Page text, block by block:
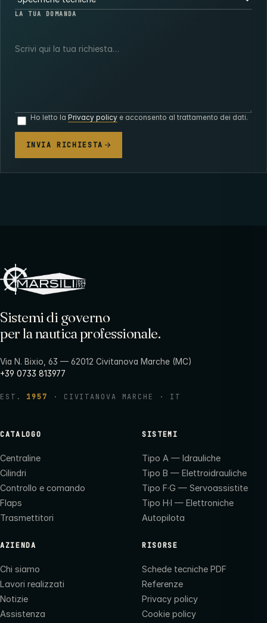
LA TUA DOMANDA
Ho letto la Privacy policye acconsento al trattamento dei dati.
INVIA RICHIESTA
Sistemi di governo
per la nautica professionale.
Via N. Bixio, 63 — 62012 Civitanova Marche (MC)
+39 0733 813977
EST. 1957 · CIVITANOVA MARCHE · IT
CATALOGO
Centraline
Cilindri
Controllo e comando
Flaps
Trasmettitori
SISTEMI
Tipo A — Idrauliche
Tipo B — Elettroidrauliche
Tipo F·G — Servoassistite
Tipo H·I — Elettroniche
Autopilota
AZIENDA
Chi siamo
Lavori realizzati
Notizie
Assistenza
RISORSE
Schede tecniche PDF
Referenze
Privacy policy
Cookie policy